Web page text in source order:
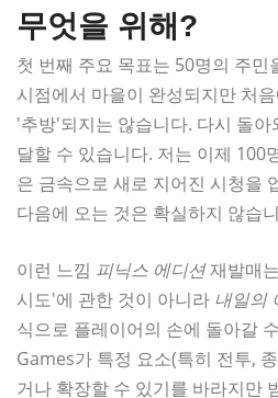
무엇을 위해?
첫 번째 주요 목표는 50명의 주민
시점에서 마을이 완성되지만 처
'추방'되지는 않습니다. 다시 돌
달할 수 있습니다. 저는 이제 100
은 금속으로 새로 지어진 시청을
다음에 오는 것은 확실하지 않습
이런 느낌 피닉스 에디션재발매
시도'에 관한 것이 아니라 내일의
식으로 플레이어의 손에 돌아갈
Games가 특정 요소(특히 전투,
거나 확장할 수 있기를 바라지만